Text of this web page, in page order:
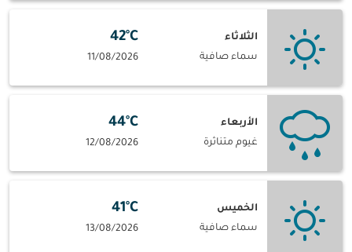
الثلاثاء
سماء صافية
42°C
11/08/2026
الأربعاء
غيوم متناثرة
44°C
12/08/2026
الخميس
سماء صافية
41°C
13/08/2026